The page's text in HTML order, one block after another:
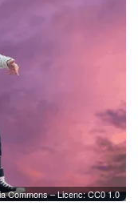
Commons – Licenc: CC0 1.0